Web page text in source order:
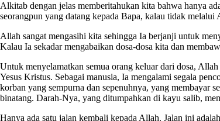
Alkitab dengan jelas memberitahukan kita bahwa hanya
seorangpun yang datang kepada Bapa, kalau tidak melalui
Allah sangat mengasihi kita sehingga Ia berjanji untuk
Kalau Ia sekadar mengabaikan dosa-dosa kita dan
Untuk menyelamatkan semua orang keluar dari dosa,
Yesus Kristus. Sebagai manusia, Ia mengalami segala
korban yang sempurna dan sepenuhnya, yang membayar
binatang. Darah-Nya, yang ditumpahkan di kayu salib,
Hanya ada satu jalan kembali kepada Allah. Jalan ini